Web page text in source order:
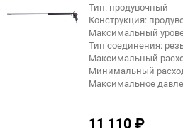
Тип: продувочный
Конструкция:
Максимальный
Тип соединения:
Максимальный
Минимальный
Максимальное
11 110₽